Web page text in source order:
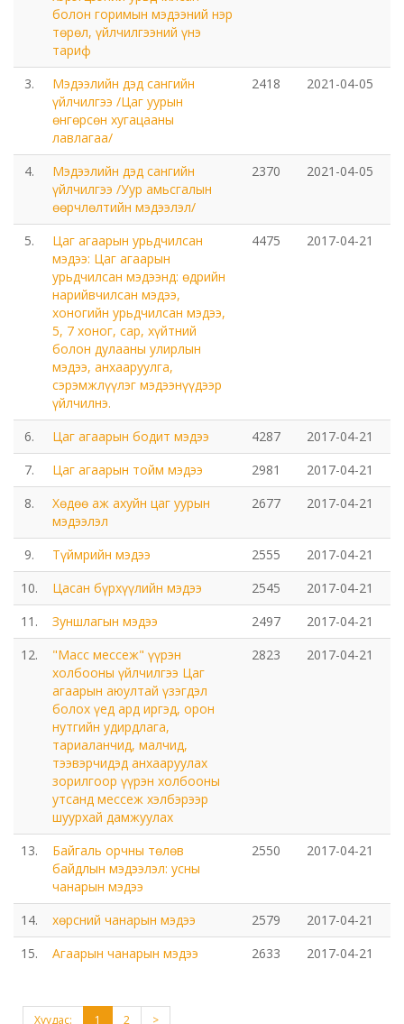
БОЛОВСРОЛ, ШИНЖЛЭХ УХААНЫ ЯАМНЫ ХАРЬЯА
ОРХОН АЙМАГ ДАХЬ ХӨДӨӨ АЖ АХУЙН МЭРГЭЖЛИЙН
СУРГАЛТ ҮЙЛДВЭРЛЭЛИЙН ТӨВ
Мэргэжлийн сургалт, үйлдвэрлэлийн төв
Боловсролын газар
Мэдээлэл холбооны сүлжээ ХХК Орхон аймгийн
газар
Мэдээлэл шуурхай удирдлагын төв
Нийтийн номын сан
Эрдэнэт Булганы цахилгаан түгээх сүлжээ ТӨХК
Эрдэнэт ус, дулаан түгээх сүлжээ ОНӨХК
Бүсийн оношлогоо эмчилгээний төв
Хот тохижуулах газар
Орхон аймаг Шуудан үйлчилгээний газар
Биеийн тамир, спортын газар
Газрын харилцаа барилга хот байгуулалтын газар
Нийгмийн даатгалын газар
Онцгой байдлын газар
Орон нутгийн Өмчийн газар
Орхон аймаг дахь Гаалийн газар
Орхон аймгийн Байгаль орчны газар
Санхүүгийн хяналт, дотоод аудитын газар
болон горимын мэдээний нэр
төрөл, үйлчилгээний үнэ
тариф
3.
Мэдээлийн дэд сангийн
үйлчилгээ /Цаг уурын
өнгөрсөн хугацааны
лавлагаа/
2418 2021-04-05
4.
Мэдээлийн дэд сангийн
үйлчилгээ /Уур амьсгалын
өөрчлөлтийн мэдээлэл/
2370 2021-04-05
5.
Цаг агаарын урьдчилсан
мэдээ: Цаг агаарын
урьдчилсан мэдээнд: өдрийн
нарийвчилсан мэдээ,
хоногийн урьдчилсан мэдээ,
5, 7 хоног, сар, хүйтний
болон дулааны улирлын
мэдээ, анхааруулга,
сэрэмжлүүлэг мэдээнүүдээр
үйлчилнэ.
4475 2017-04-21
6. Цаг агаарын бодит мэдээ 4287
2017-04-21
7.
Цаг агаарын тойм мэдээ 2981
2017-04-21
8.
Хөдөө аж ахуйн цаг уурын
мэдээлэл
2677 2017-04-21
9. Түймрийн мэдээ 2555
2017-04-21
10.
Цасан бүрхүүлийн мэдээ 2545
2017-04-21
11.
Зуншлагын мэдээ 2497
2017-04-21
12.
"Масс мессеж" үүрэн
холбооны үйлчилгээ Цаг
агаарын аюултай үзэгдэл
болох үед ард иргэд, орон
нутгийн удирдлага,
тариаланчид, малчид,
тээвэрчидэд анхааруулах
зорилгоор үүрэн холбооны
утсанд мессеж хэлбэрээр
шуурхай дамжуулах
2823 2017-04-21
13.
Байгаль орчны төлөв
байдлын мэдээлэл: усны
чанарын мэдээ
2550 2017-04-21
14. хөрсний чанарын мэдээ 2579
2017-04-21
15.
Агаарын чанарын мэдээ 2633 2017-04-21
Хуудас: 1 2 >